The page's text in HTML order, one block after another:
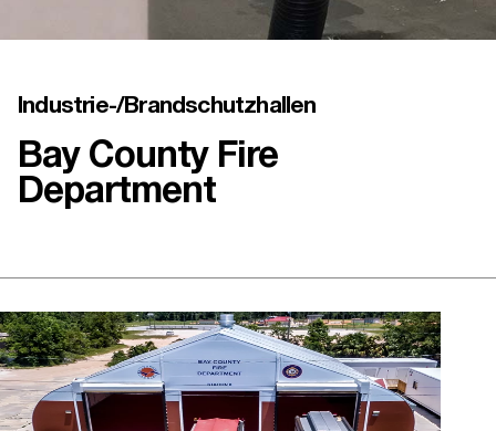
Industrie-/Brandschutzhallen
Bay County Fire
Department